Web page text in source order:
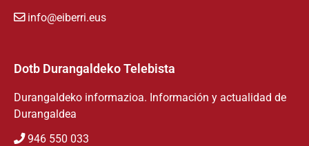
info@eiberri.eus
Dotb Durangaldeko Telebista
Durangaldeko informazioa. Información y actualidad de
Durangaldea
946 550 033